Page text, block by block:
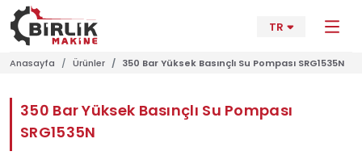
TR
Anasayfa Ürünler 350 Bar Yüksek Basınçlı Su Pompası SRG1535N
350 Bar Yüksek Basınçlı Su Pompası
SRG1535N